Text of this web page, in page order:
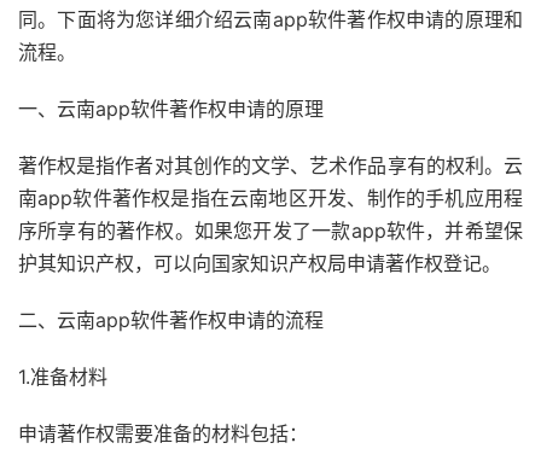
同。下面将为您详细介绍云南app软件著作权申请的原理和
流程。
一、云南app软件著作权申请的原理
著作权是指作者对其创作的文学、艺术作品享有的权利。云
南app软件著作权是指在云南地区开发、制作的手机应用程
序所享有的著作权。如果您开发了一款app软件，并希望保
护其知识产权，可以向国家知识产权局申请著作权登记。
二、云南app软件著作权申请的流程
1.准备材料
申请著作权需要准备的材料包括：